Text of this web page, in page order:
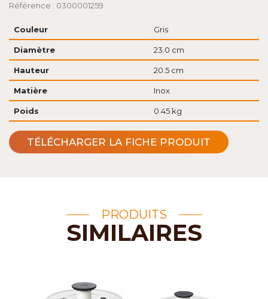
Référence : 0300001259
Couleur Gris
Diamètre 23.0 cm
Hauteur 20.5 cm
Matière Inox
Poids 0.45 kg
TÉLÉCHARGER LA FICHE PRODUIT
PRODUITS
SIMILAIRES